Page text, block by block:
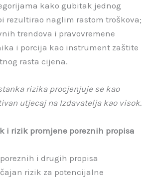
kako gubitak jednog
rezultirao naglim rastom troškova;
trendova i pravovremene
i porcija kao instrument zaštite
rasta cijena.
rizika procjenjuje se kao
utjecaj na Izdavatelja kao visok.
i rizik promjene poreznih propisa
i drugih propisa
rizik za potencijalne